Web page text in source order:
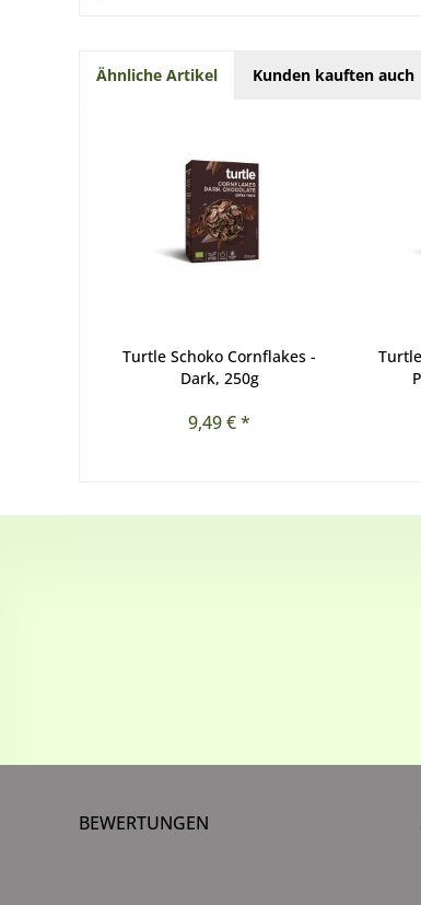
Ähnliche Artikel Kunden kauften auch
Turtle Schoko Cornflakes -
Dark, 250g
9,49 € *
BEWERTUNGEN